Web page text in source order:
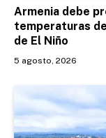
Armenia debe
temperaturas
de El Niño
5 agosto, 2026